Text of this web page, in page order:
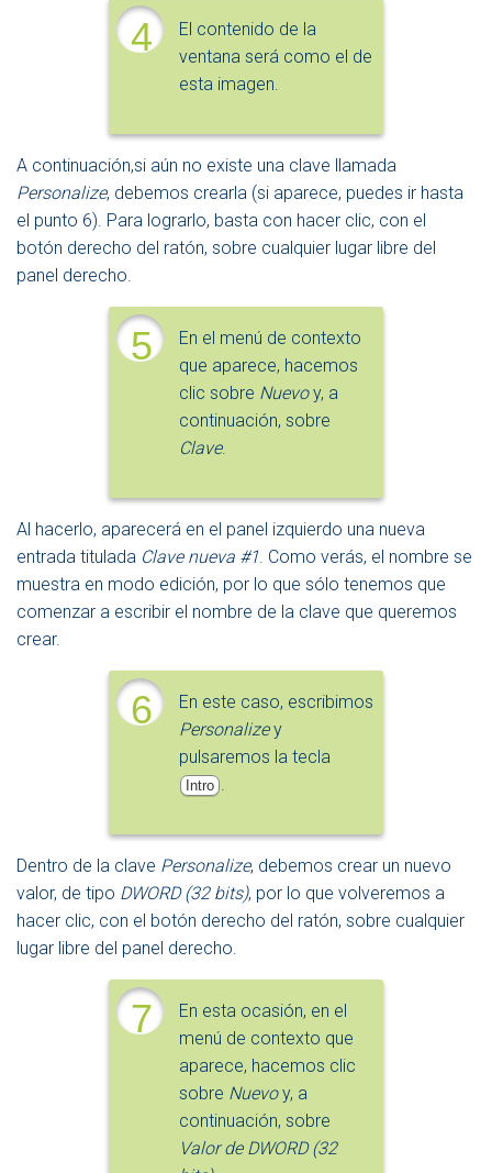
4
El contenido de la
ventana será como el de
esta imagen.
A continuación,si aún no existe una clave llamada
Personalize, debemos crearla (si aparece, puedes ir hasta
el punto 6). Para lograrlo, basta con hacer clic, con el
botón derecho del ratón, sobre cualquier lugar libre del
panel derecho.
5
En el menú de contexto
que aparece, hacemos
clic sobre Nuevoy, a
continuación, sobre
Clave.
Al hacerlo, aparecerá en el panel izquierdo una nueva
entrada titulada Clave nueva #1. Como verás, el nombre se
muestra en modo edición, por lo que sólo tenemos que
comenzar a escribir el nombre de la clave que queremos
crear.
6
En este caso, escribimos
Personalizey
pulsaremos la tecla
Intro .
Dentro de la clave Personalize, debemos crear un nuevo
valor, de tipo DWORD (32 bits), por lo que volveremos a
hacer clic, con el botón derecho del ratón, sobre cualquier
lugar libre del panel derecho.
7
En esta ocasión, en el
menú de contexto que
aparece, hacemos clic
sobre Nuevoy, a
continuación, sobre
Valor de DWORD (32